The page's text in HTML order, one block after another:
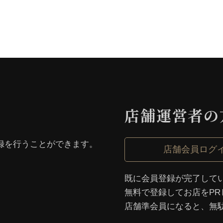
⾏うことができます。
店舗運営者
店舗会員ログ
既に会員登録が完了して
無料で登録してお店を
店舗準会員になると、無